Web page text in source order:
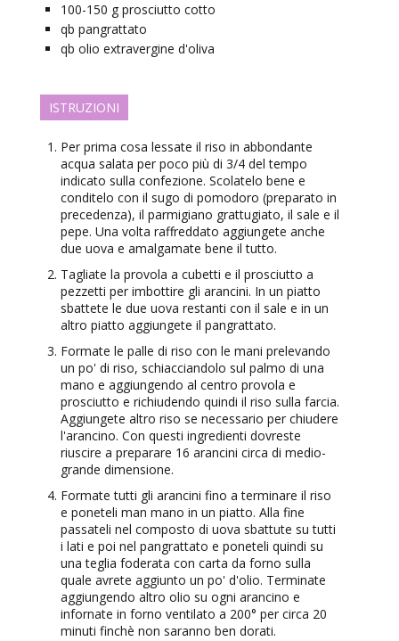
100-150 g prosciutto cotto
qb pangrattato
qb olio extravergine d'oliva
ISTRUZIONI
Per prima cosa lessate il riso in abbondante
acqua salata per poco più di 3/4 del tempo
indicato sulla confezione. Scolatelo bene e
conditelo con il sugo di pomodoro (preparato in
precedenza), il parmigiano grattugiato, il sale e il
pepe. Una volta raffreddato aggiungete anche
due uova e amalgamate bene il tutto.
Tagliate la provola a cubetti e il prosciutto a
pezzetti per imbottire gli arancini. In un piatto
sbattete le due uova restanti con il sale e in un
altro piatto aggiungete il pangrattato.
Formate le palle di riso con le mani prelevando
un po' di riso, schiacciandolo sul palmo di una
mano e aggiungendo al centro provola e
prosciutto e richiudendo quindi il riso sulla farcia.
Aggiungete altro riso se necessario per chiudere
l'arancino. Con questi ingredienti dovreste
riuscire a preparare 16 arancini circa di medio-
grande dimensione.
Formate tutti gli arancini fino a terminare il riso
e poneteli man mano in un piatto. Alla fine
passateli nel composto di uova sbattute su tutti
i lati e poi nel pangrattato e poneteli quindi su
una teglia foderata con carta da forno sulla
quale avrete aggiunto un po' d'olio. Terminate
aggiungendo altro olio su ogni arancino e
infornate in forno ventilato a 200° per circa 20
minuti finchè non saranno ben dorati.